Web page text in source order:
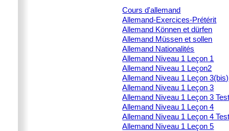
Cours d'allemand
Allemand-Exercices-Prétérit
Allemand Können et dürfen
Allemand Müssen et sollen
Allemand Nationalités
Allemand Niveau 1 Leçon 1
Allemand Niveau 1 Leçon2
Allemand Niveau 1 Leçon 3(bis)
Allemand Niveau 1 Leçon 3
Allemand Niveau 1 Leçon 3
Allemand Niveau 1 Leçon 4
Allemand Niveau 1 Leçon 4
Allemand Niveau 1 Leçon 5